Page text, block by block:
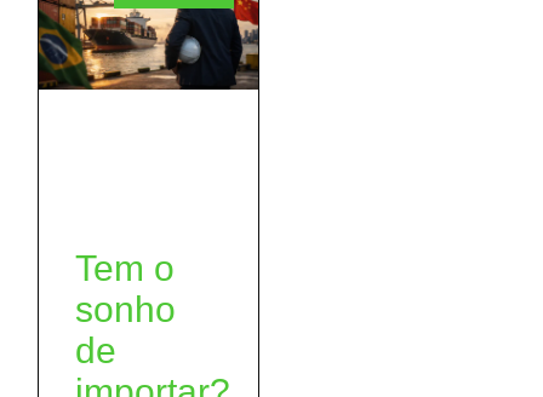
Tem o
sonho
de